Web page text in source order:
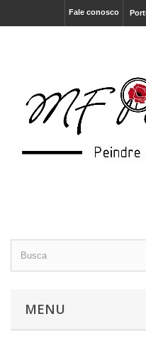
Fale conosco
MENU